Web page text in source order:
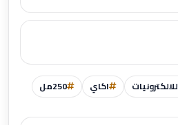
للالكترونيات اكاي 250مل